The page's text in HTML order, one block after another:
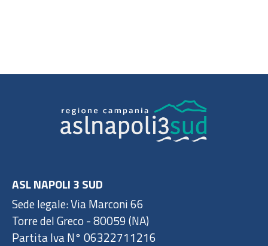
ASL NAPOLI 3 SUD
Sede legale: Via Marconi 66
Torre del Greco - 80059 (NA)
Partita Iva N° 06322711216